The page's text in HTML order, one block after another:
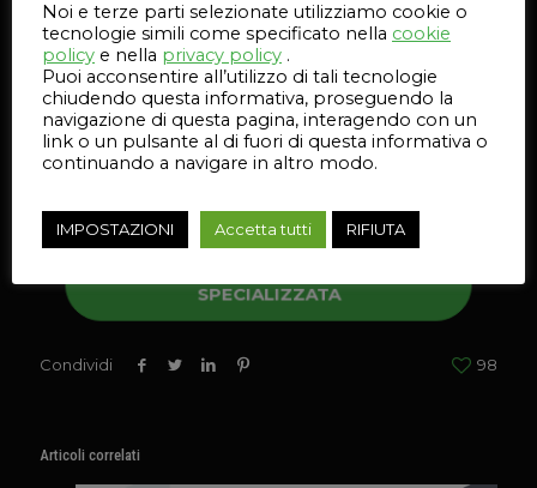
a tutte le esigenze che vanno dalla
prototipazione alla produzione. Le macchine
HP, infatti, sono in grado di gestire più modelli in
un ciclo di lavoro mentre la stampa è in
esecuzione. Con un sistema di stampa10 volte
più veloce e a metà del costo per parte
prodotta, lestampanti 3D Multi Jet Fusion
sfruttano 340 milioni di voxel al secondo.
SPECIALIZZATA
Condividi 98
Articoli correlati
Noi e terze parti selezionate utilizziamo cookie o
tecnologie simili come specificato nella cookie
policy e nella privacy policy .
Puoi acconsentire all’utilizzo di tali tecnologie
chiudendo questa informativa, proseguendo la
navigazione di questa pagina, interagendo con un
link o un pulsante al di fuori di questa informativa o
continuando a navigare in altro modo.
IMPOSTAZIONI Accetta tutti RIFIUTA